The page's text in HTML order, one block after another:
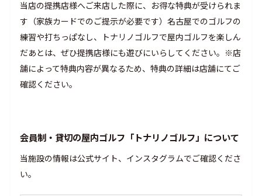
当店の提携店様へご来店した際に、お得な特典が受けられま
す（家族カードでのご提示が必要です）名古屋でのゴルフの
練習や打ちっぱなし、トナリノゴルフで屋内ゴルフを楽しん
だあとは、ぜひ提携店様にも遊びにいらしてください。※店
舗によって特典内容が異なるため、特典の詳細は店舗にてご
確認ください。
会員制・貸切の屋内ゴルフ「トナリノゴルフ」について
当施設の情報は公式サイト、インスタグラムでご確認くださ
い。